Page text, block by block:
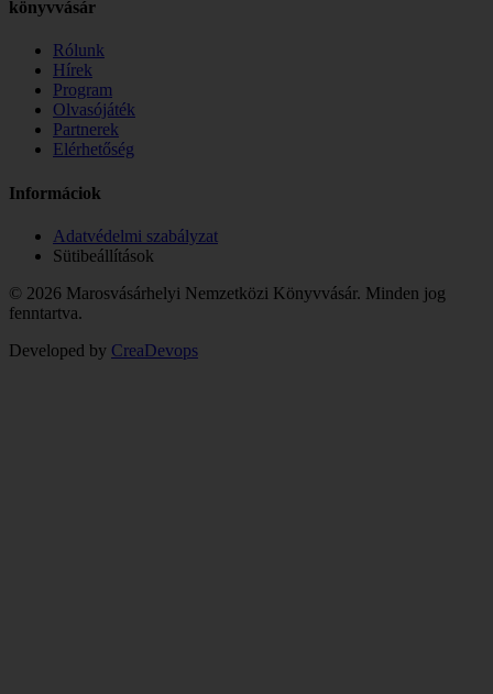
könyvvásár
Rólunk
Hírek
Program
Olvasójáték
Partnerek
Elérhetőség
Informáciok
Adatvédelmi szabályzat
Sütibeállítások
© 2026 Marosvásárhelyi Nemzetközi Könyvvásár. Minden jog
fenntartva.
Developed by CreaDevops